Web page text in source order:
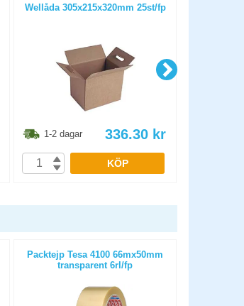
Wellåda 305x215x320mm 25st/fp
1-2 dagar 336.30 kr
KÖP
Packtejp Tesa 4100 66mx50mm
transparent 6rl/fp